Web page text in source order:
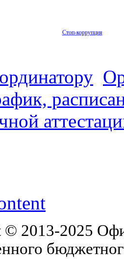
Стоп-коррупция
2013-2025